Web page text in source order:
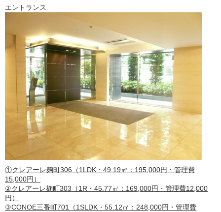
エントランス
①クレアーレ麹町306（1LDK・49.19㎡：195,000円・管理費
15,000円）
②クレアーレ麹町303（1R・45.77㎡：169,000円・管理費12,000
円）
③CONOE三番町701（1SLDK・55.12㎡：248,000円・管理費